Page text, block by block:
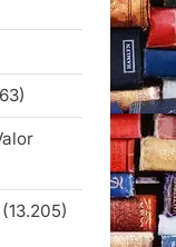
(13.205)